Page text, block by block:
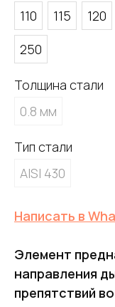
110
115 120
250
Толщина стали
0.8 мм
Тип стали
AISI 430
Написать в
Элемент
направления
препятствий